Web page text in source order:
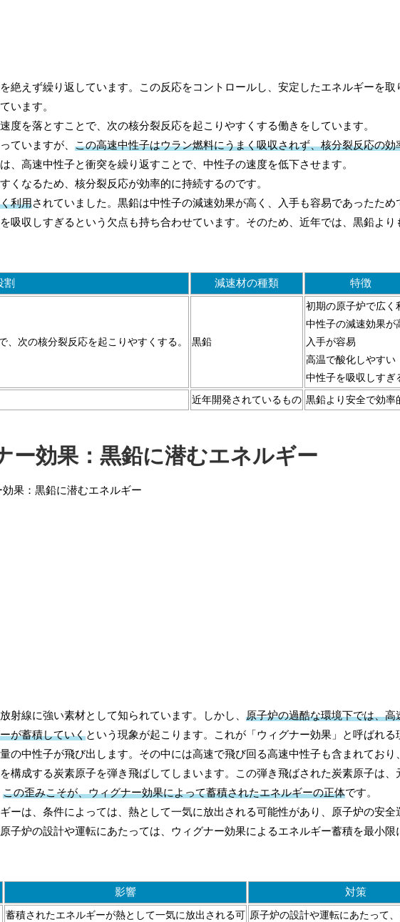
絶えず繰り返しています。この反応をコントロールし、安定したエネルギーを取
います。
度を落とすことで、次の核分裂反応を起こりやすくする働きをしています。
ていますが、 この高速中性子はウラン燃料にうまく吸収されず、核分裂反応の効
、高速中性子と衝突を繰り返すことで、中性子の速度を低下させます。
くなるため、核分裂反応が効率的に持続するのです。
利用されていました。黒鉛は中性子の減速効果が高く、入手も容易であったため
吸収しすぎるという欠点も持ち合わせています。そのため、近年では、黒鉛より
割 減速材の種類 特徴
次の核分裂反応を起こりやすくする。 黒鉛
初期の原子炉で広く
中性子の減速効果が
入手が容易
高温で酸化しやすい
中性子を吸収しすぎ
近年開発されているもの 黒鉛より安全で効率
ー効果：黒鉛に潜むエネルギー
射線に強い素材として知られています。しかし、 原子炉の過酷な環境下では、高
が蓄積していくという現象が起こります。これが「ウィグナー効果」と呼ばれる
の中性子が飛び出します。その中には高速で飛び回る高速中性子も含まれており
構成する炭素原子を弾き飛ばしてしまいます。この弾き飛ばされた炭素原子は、
この歪みこそが、ウィグナー効果によって蓄積されたエネルギーの正体です。
ーは、条件によっては、熱として一気に放出される可能性があり、原子炉の安全
子炉の設計や運転にあたっては、ウィグナー効果によるエネルギー蓄積を最小限
影響 対策
蓄積されたエネルギーが熱として一気に放出される可 原子炉の設計や運転にあたって